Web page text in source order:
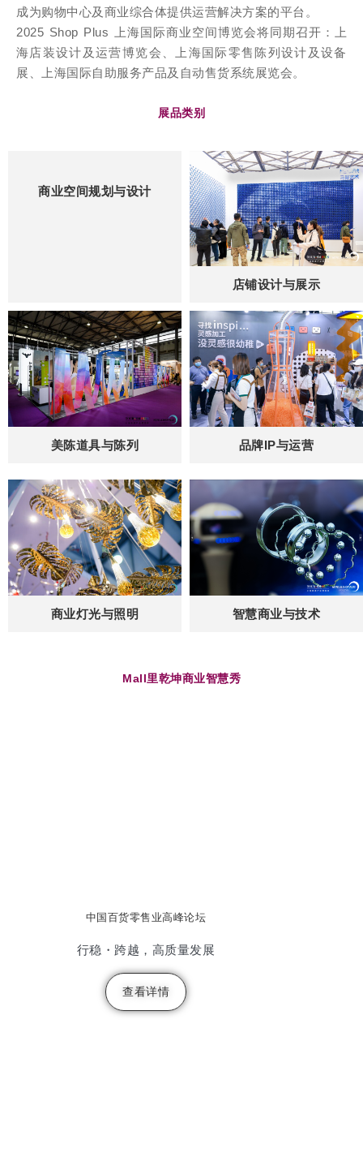
成为购物中心及商业综合体提供运营解决方案的平台。
2025 Shop Plus 上海国际商业空间博览会将同期召开：上
海店装设计及运营博览会、上海国际零售陈列设计及设备
展、上海国际自助服务产品及自动售货系统展览会。
展品类别
商业空间规划与设计
店铺设计与展示
美陈道具与陈列 品牌IP与运营
商业灯光与照明 智慧商业与技术
Mall里乾坤商业智慧秀
中国百货零售业高峰论坛
行稳・跨越，高质量发展
查看详情